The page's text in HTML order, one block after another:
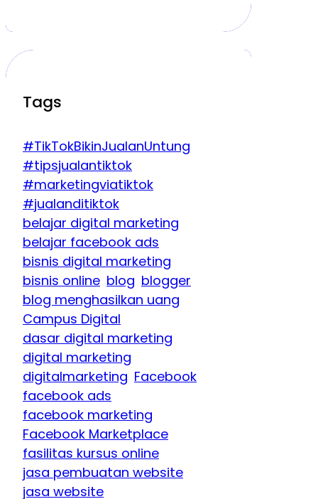
Tags
#TikTokBikinJualanUntung
#tipsjualantiktok
#marketingviatiktok
#jualanditiktok
belajar digital marketing
belajar facebook ads
bisnis digital marketing
bisnis online blog blogger
blog menghasilkan uang
Campus Digital
dasar digital marketing
digital marketing
digitalmarketing Facebook
facebook ads
facebook marketing
Facebook Marketplace
fasilitas kursus online
jasa pembuatan website
jasa website